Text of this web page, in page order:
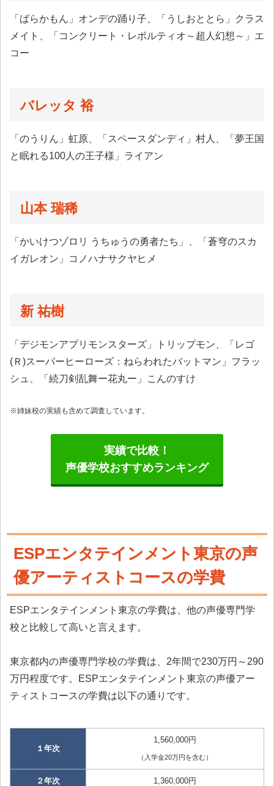
「ばらかもん」オンデの踊り子、「うしおととら」クラス
メイト、「コンクリート・レボルティオ～超人幻想～」エ
コー
バレッタ 裕
「のうりん」虹原、「スペースダンディ」村人、「夢王国
と眠れる100人の王子様」ライアン
山本 瑞稀
「かいけつゾロリ うちゅうの勇者たち」、「蒼穹のスカ
イガレオン」コノハナサクヤヒメ
新 祐樹
「デジモンアプリモンスターズ」トリップモン、「レゴ
(Ｒ)スーパーヒーローズ：ねらわれたバットマン」フラッ
シュ、「続刀剣乱舞ー花丸ー」こんのすけ
※姉妹校の実績も含めて調査しています。
実績で比較！
声優学校おすすめランキング
ESPエンタテインメント東京の声
優アーティストコースの学費
ESPエンタテインメント東京の学費は、他の声優専門学
校と比較して高いと言えます。
東京都内の声優専門学校の学費は、2年間で230万円～290
万円程度です。ESPエンタテインメント東京の声優アー
ティストコースの学費は以下の通りです。
１年次
1,560,000円
（入学金20万円を含む）
２年次 1,360,000円